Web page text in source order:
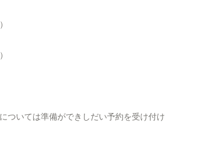
ついては準備ができしだい予約を受け付け